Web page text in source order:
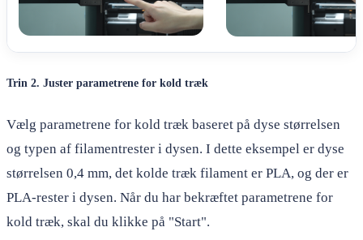
Trin 2. Juster parametrene for kold træk
Vælg parametrene for kold træk baseret på dyse størrelsen
og typen af filamentrester i dysen. I dette eksempel er dyse
størrelsen 0,4 mm, det kolde træk filament er PLA, og der er
PLA-rester i dysen. Når du har bekræftet parametrene for
kold træk, skal du klikke på "Start".